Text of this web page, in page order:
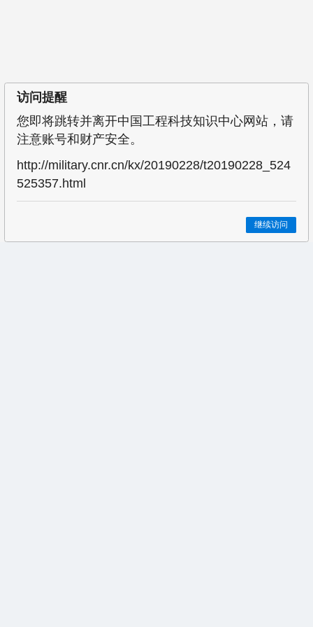
访问提醒
您即将跳转并离开中国工程科技知识中心网站，请
注意账号和财产安全。
http://military.cnr.cn/kx/20190228/t20190228_524
525357.html
继续访问